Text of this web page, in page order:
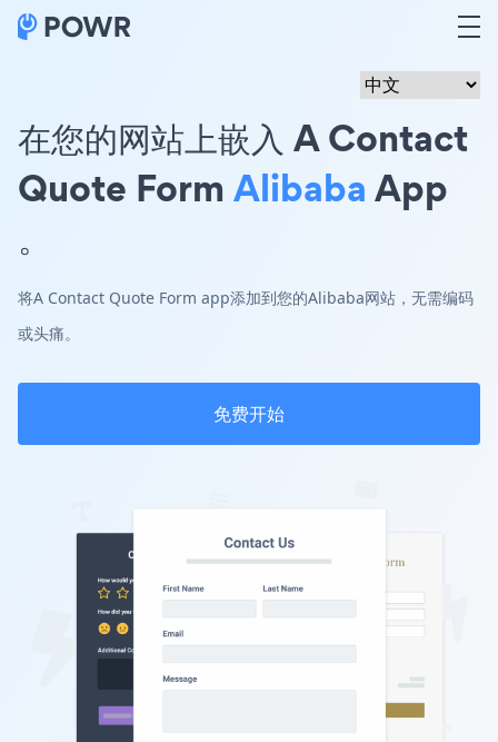
在您的网站上嵌入 A Contact
Quote Form AlibabaApp
。
将A Contact Quote Form app添加到您的Alibaba网站，无需编码
或头痛。
免费开始